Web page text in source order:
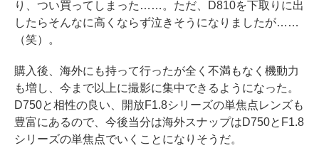
り、つい買ってしまった……。ただ、D810を下取りに出
したらそんなに高くならず泣きそうになりましたが……
（笑）。
購入後、海外にも持って行ったが全く不満もなく機動力
も増し、今まで以上に撮影に集中できるようになった。
D750と相性の良い、開放F1.8シリーズの単焦点レンズも
豊富にあるので、今後当分は海外スナップはD750とF1.8
シリーズの単焦点でいくことになりそうだ。